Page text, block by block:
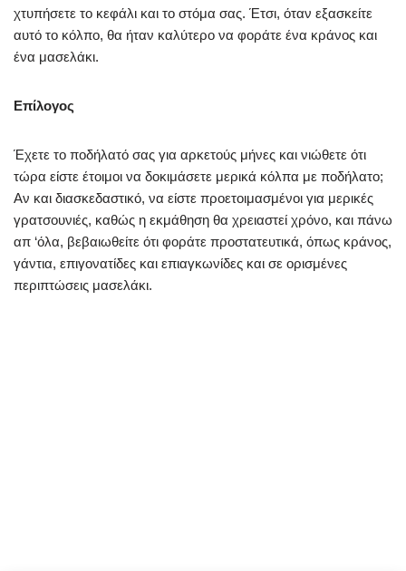
χτυπήσετε το κεφάλι και το στόμα σας. Έτσι, όταν εξασκείτε
αυτό το κόλπο, θα ήταν καλύτερο να φοράτε ένα κράνος και
ένα μασελάκι.
Επίλογος
Έχετε το ποδήλατό σας για αρκετούς μήνες και νιώθετε ότι
τώρα είστε έτοιμοι να δοκιμάσετε μερικά κόλπα με ποδήλατο;
Αν και διασκεδαστικό, να είστε προετοιμασμένοι για μερικές
γρατσουνιές, καθώς η εκμάθηση θα χρειαστεί χρόνο, και πάνω
απ ‘όλα, βεβαιωθείτε ότι φοράτε προστατευτικά, όπως κράνος,
γάντια, επιγονατίδες και επιαγκωνίδες και σε ορισμένες
περιπτώσεις μασελάκι.